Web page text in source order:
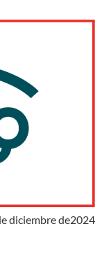
diciembre de2024